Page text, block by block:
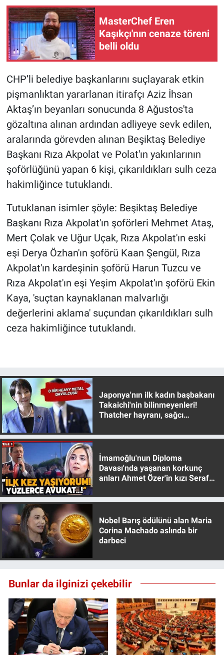
MasterChef Eren
Kaşıkçı'nın cenaze töreni
belli oldu
CHP’li belediye başkanlarını suçlayarak etkin
pişmanlıktan yararlanan itirafçı Aziz İhsan
Aktaş’ın beyanları sonucunda 8 Ağustos'ta
gözaltına alınan ardından adliyeye sevk edilen,
aralarında görevden alınan Beşiktaş Belediye
Başkanı Rıza Akpolat ve Polat'ın yakınlarının
şoförlüğünü yapan 6 kişi, çıkarıldıkları sulh ceza
hakimliğince tutuklandı.
Tutuklanan isimler şöyle: Beşiktaş Belediye
Başkanı Rıza Akpolat'ın şoförleri Mehmet Ataş,
Mert Çolak ve Uğur Uçak, Rıza Akpolat'ın eski
eşi Derya Özhan'ın şoförü Kaan Şengül, Rıza
Akpolat'ın kardeşinin şoförü Harun Tuzcu ve
Rıza Akpolat'ın eşi Yeşim Akpolat'ın şoförü Ekin
Kaya, 'suçtan kaynaklanan malvarlığı
değerlerini aklama' suçundan çıkarıldıkları sulh
ceza hakimliğince tutuklandı.
Japonya'nın ilk kadın başbakanı
Takaichi'nin bilinmeyenleri!
Thatcher hayranı, sağcı
İmamoğlu'nun Diploma
Davası'nda yaşanan korkunç
anları Ahmet Özer'in kızı Seraf
Nobel Barış ödülünü alan Maria
Corina Machado aslında bir
darbeci
Bunlar da ilginizi çekebilir
Gündem Özel
Günün görüntüsü
Haber
İlan
Kimdir
Koronavirüs
Kültür Sanat
Ne demişti
Nedir
Popüler
Programlar
Sağlık
Spor
Türkiye'nin Gündemi
Yerel Gündem
Yerel Yaşam
Canlı Yayın